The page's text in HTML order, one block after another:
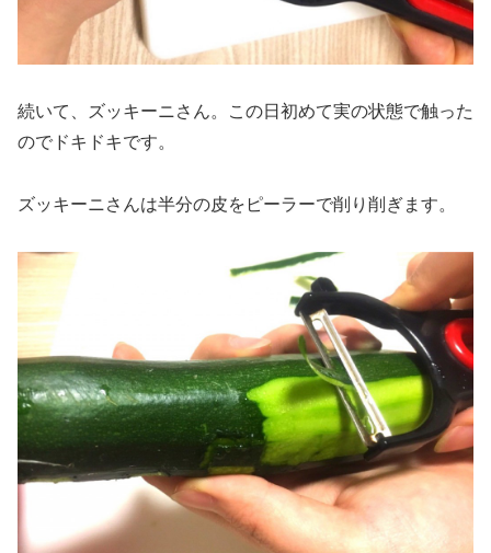
続いて、ズッキーニさん。この日初めて実の状態で触った
のでドキドキです。
ズッキーニさんは半分の皮をピーラーで削り削ぎます。